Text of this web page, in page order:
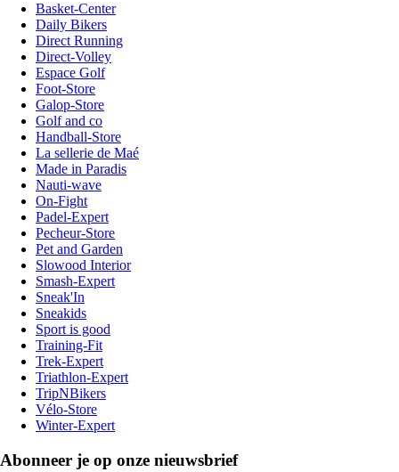
Basket-Center
Daily Bikers
Direct Running
Direct-Volley
Espace Golf
Foot-Store
Galop-Store
Golf and co
Handball-Store
La sellerie de Maé
Made in Paradis
Nauti-wave
On-Fight
Padel-Expert
Pecheur-Store
Pet and Garden
Slowood Interior
Smash-Expert
Sneak'In
Sneakids
Sport is good
Training-Fit
Trek-Expert
Triathlon-Expert
TripNBikers
Vélo-Store
Winter-Expert
Abonneer je op onze nieuwsbrief